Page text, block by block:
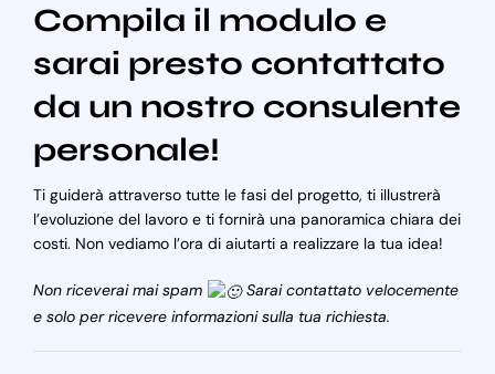
Compila il modulo e
sarai presto contattato
da un nostro consulente
personale!
Ti guiderà attraverso tutte le fasi del progetto, ti illustrerà
l’evoluzione del lavoro e ti fornirà una panoramica chiara dei
costi. Non vediamo l’ora di aiutarti a realizzare la tua idea!
Non riceverai mai spam
Sarai contattato velocemente
e solo per ricevere informazioni sulla tua richiesta.